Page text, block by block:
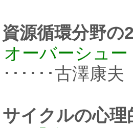
源循環分野の
ーバーシュー
･････古澤康夫
イクルの心理